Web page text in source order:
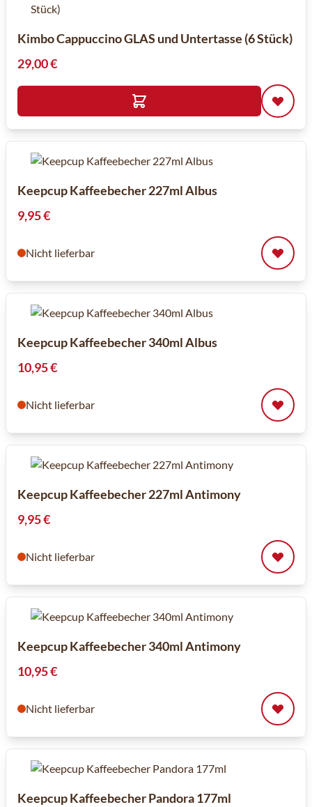
Kimbo Cappuccino GLAS und Untertasse (6 Stück)
29,00 €
Keepcup Kaffeebecher 227ml Albus
9,95 €
Nicht lieferbar
Keepcup Kaffeebecher 340ml Albus
10,95 €
Nicht lieferbar
Keepcup Kaffeebecher 227ml Antimony
9,95 €
Nicht lieferbar
Keepcup Kaffeebecher 340ml Antimony
10,95 €
Nicht lieferbar
Keepcup Kaffeebecher Pandora 177ml